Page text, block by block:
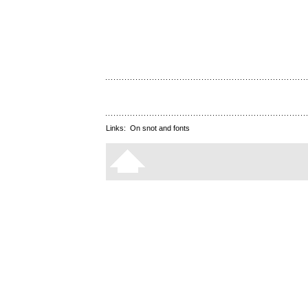
Links: On snot and fonts